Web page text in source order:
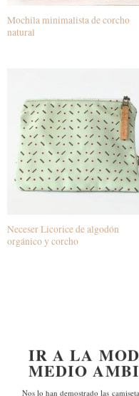
Mochila minimalista de corcho
natural
Neceser Licorice de algodón
orgánico y corcho
IR A LA
MEDIO
Nos lo han demostrado las